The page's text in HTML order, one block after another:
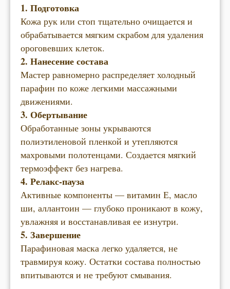
1. Подготовка
Кожа рук или стоп тщательно очищается и
обрабатывается мягким скрабом для удаления
ороговевших клеток.
2. Нанесение состава
Мастер равномерно распределяет холодный
парафин по коже легкими массажными
движениями.
3. Обертывание
Обработанные зоны укрываются
полиэтиленовой пленкой и утепляются
махровыми полотенцами. Создается мягкий
термоэффект без нагрева.
4. Релакс-пауза
Активные компоненты — витамин Е, масло
ши, аллантоин — глубоко проникают в кожу,
увлажняя и восстанавливая ее изнутри.
5. Завершение
Парафиновая маска легко удаляется, не
травмируя кожу. Остатки состава полностью
впитываются и не требуют смывания.